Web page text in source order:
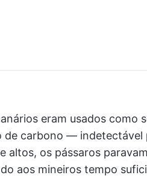
eram usados como
de carbono —
altos, os pássaros
aos mineiros tempo